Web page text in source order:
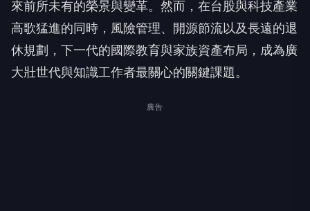
來前所未有的榮景與變革。然而，在台股與科技產業
高歌猛進的同時，風險管理、開源節流以及長遠的退
休規劃，下一代的國際教育與家族資產布局，成為廣
大壯世代與知識工作者最關心的關鍵課題。
廣告